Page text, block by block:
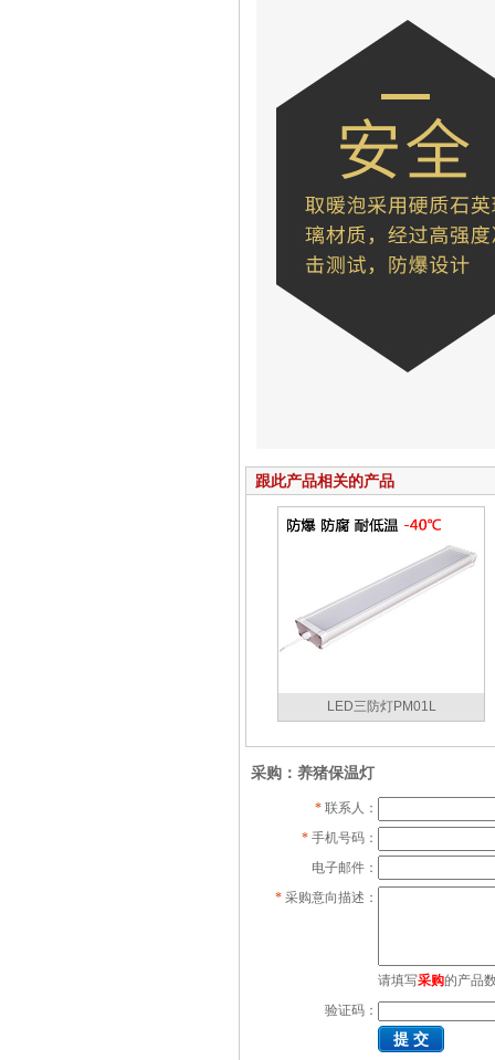
跟此产品相关的产品
LED三防灯PM01L
采购：养猪保温灯
* 联系人：
* 手机号码：
电子邮件：
* 采购意向描述：
请填写采购的产品
验证码：